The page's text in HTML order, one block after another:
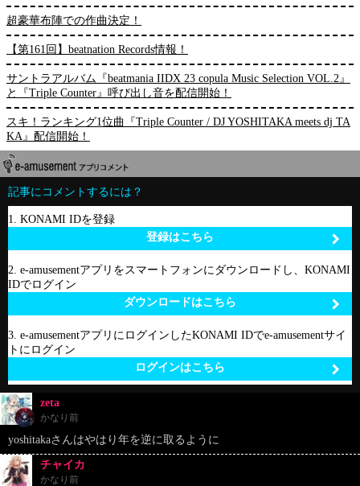
超豪華布陣での作曲決定！
【第161回】beatnation Records情報！
サントラアルバム『beatmania IIDX 23 copula Music Selection VOL.2』
と『Triple Counter』呼び出し音を配信開始！
スキ！ランキング1位曲『Triple Counter / DJ YOSHITAKA meets dj TA
KA』配信開始！
記事にコメントするには？
1. KONAMI IDを登録
登録はこちら
2. e-amusementアプリをスマートフォンにダウンロードし、KONAMI
IDでログイン
ダウンロードはこちら
3. e-amusementアプリにログインしたKONAMI IDでe-amusementサイ
トにログイン
ログインはこちら
zeta
かなり前
yoshitakaさんはやはり年を逆に取るように
チャイカ
かなり前